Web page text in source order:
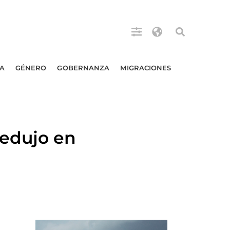
GÉNERO GOBERNANZA MIGRACIONES
en